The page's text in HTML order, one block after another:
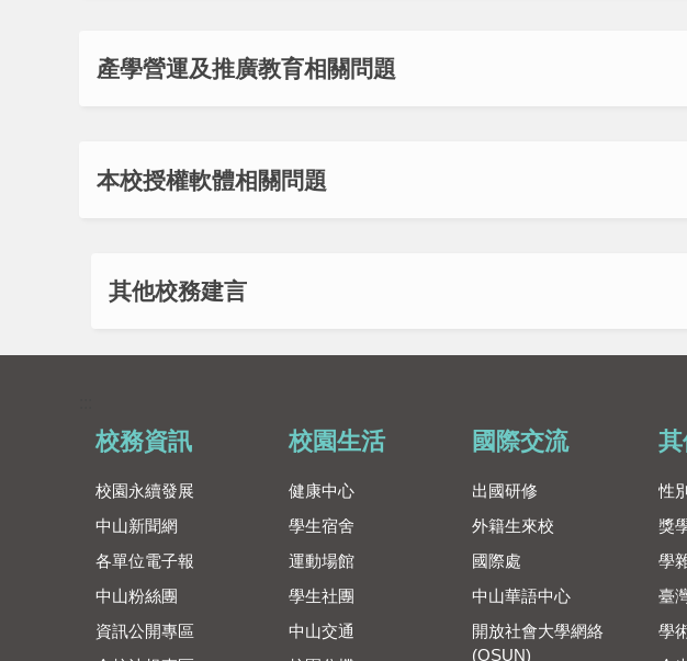
產學營運及推廣教育相關問題
本校授權軟體相關問題
其他校務建言
校務資訊
校園永續發展
中山新聞網
各單位電子報
中山粉絲團
資訊公開專區
校園生活
健康中心
學生宿舍
運動場館
學生社團
中山交通
國際交流
出國研修
外籍生來校
國際處
中山華語中心
開放社會大學網絡
(OSUN)
性
獎
學
臺
學